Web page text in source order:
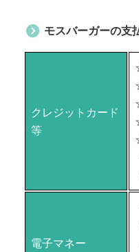
モスバーガーの支
クレジットカード
等
電子マネー